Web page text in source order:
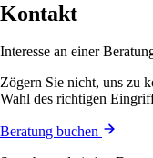
Kontakt
Interesse an einer
Zögern Sie nicht, uns zu
Wahl des richtigen
Beratung buchen